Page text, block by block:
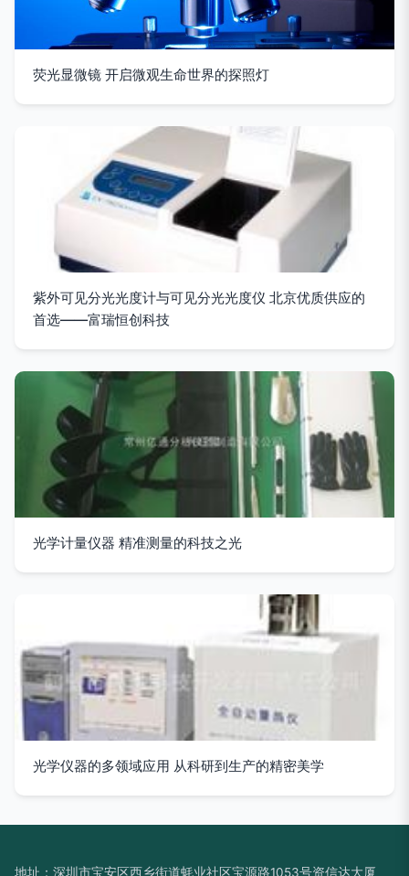
荧光显微镜 开启微观生命世界的探照灯
紫外可见分光光度计与可见分光光度仪 北京优质供应的
首选——富瑞恒创科技
光学计量仪器 精准测量的科技之光
光学仪器的多领域应用 从科研到生产的精密美学
地址：深圳市宝安区西乡街道蚝业社区宝源路1053号资信达大厦